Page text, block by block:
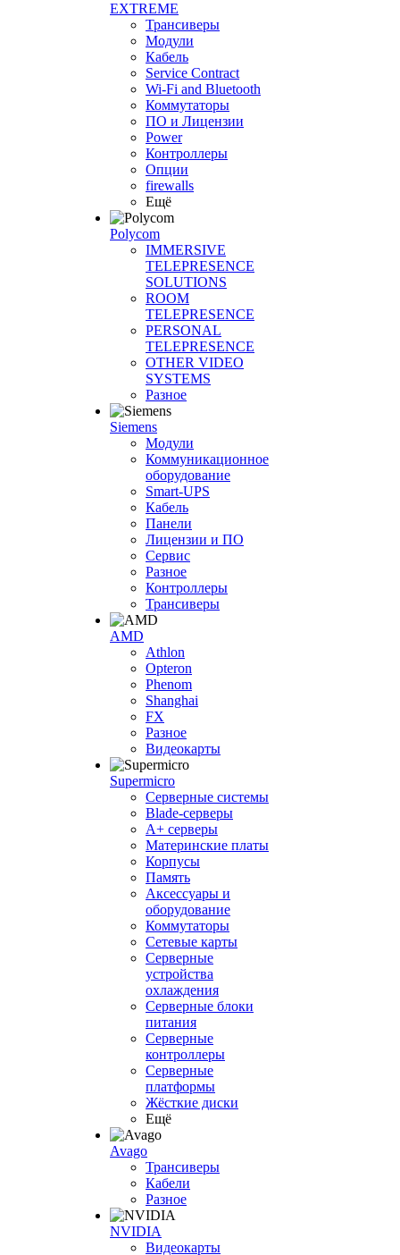
EXTREME
Трансиверы
Модули
Кабель
Service Contract
Wi-Fi and Bluetooth
Коммутаторы
ПО и Лицензии
Power
Контроллеры
Опции
firewalls
Ещё
Polycom
IMMERSIVE
TELEPRESENCE
SOLUTIONS
ROOM
TELEPRESENCE
PERSONAL
TELEPRESENCE
OTHER VIDEO
SYSTEMS
Разное
Siemens
Модули
Коммуникационное
оборудование
Smart-UPS
Кабель
Панели
Лицензии и ПО
Сервис
Разное
Контроллеры
Трансиверы
AMD
Athlon
Opteron
Phenom
Shanghai
FX
Разное
Видеокарты
Supermicro
Серверные системы
Blade-серверы
A+ серверы
Материнские платы
Корпусы
Память
Аксессуары и
оборудование
Коммутаторы
Сетевые карты
Серверные
устройства
охлаждения
Серверные блоки
питания
Серверные
контроллеры
Серверные
платформы
Жёсткие диски
Ещё
Avago
Трансиверы
Кабели
Разное
NVIDIA
Видеокарты